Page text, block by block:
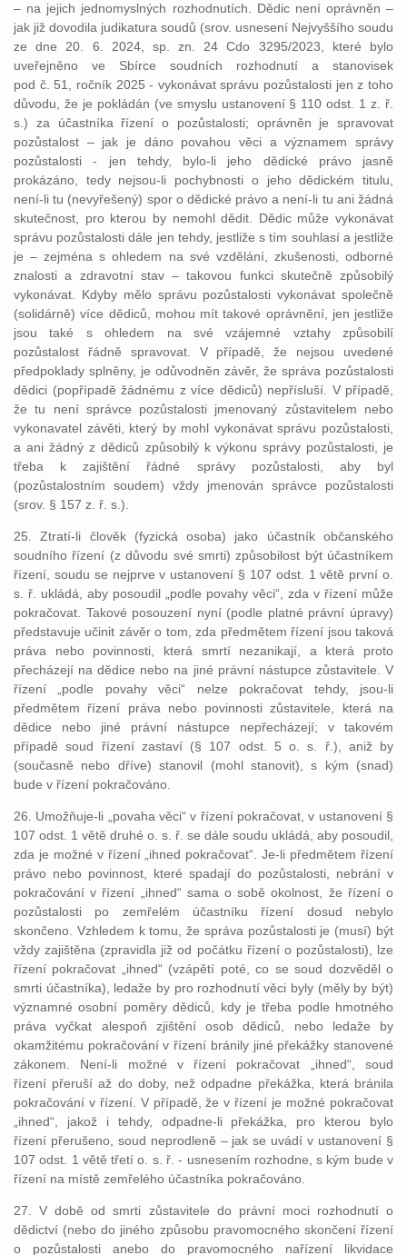
– na jejich jednomyslných rozhodnutích. Dědic není oprávněn –
jak již dovodila judikatura soudů (srov. usnesení Nejvyššího soudu
ze dne 20. 6. 2024, sp. zn. 24 Cdo 3295/2023, které bylo
uveřejněno ve Sbírce soudních rozhodnutí a stanovisek
pod č. 51, ročník 2025 - vykonávat správu pozůstalosti jen z toho
důvodu, že je pokládán (ve smyslu ustanovení § 110 odst. 1 z. ř.
s.) za účastníka řízení o pozůstalosti; oprávněn je spravovat
pozůstalost – jak je dáno povahou věci a významem správy
pozůstalosti - jen tehdy, bylo-li jeho dědické právo jasně
prokázáno, tedy nejsou-li pochybnosti o jeho dědickém titulu,
není-li tu (nevyřešený) spor o dědické právo a není-li tu ani žádná
skutečnost, pro kterou by nemohl dědit. Dědic může vykonávat
správu pozůstalosti dále jen tehdy, jestliže s tím souhlasí a jestliže
je – zejména s ohledem na své vzdělání, zkušenosti, odborné
znalosti a zdravotní stav – takovou funkci skutečně způsobilý
vykonávat. Kdyby mělo správu pozůstalosti vykonávat společně
(solidárně) více dědiců, mohou mít takové oprávnění, jen jestliže
jsou také s ohledem na své vzájemné vztahy způsobilí
pozůstalost řádně spravovat. V případě, že nejsou uvedené
předpoklady splněny, je odůvodněn závěr, že správa pozůstalosti
dědici (popřípadě žádnému z více dědiců) nepřísluší. V případě,
že tu není správce pozůstalosti jmenovaný zůstavitelem nebo
vykonavatel závěti, který by mohl vykonávat správu pozůstalosti,
a ani žádný z dědiců způsobilý k výkonu správy pozůstalosti, je
třeba k zajištění řádné správy pozůstalosti, aby byl
(pozůstalostním soudem) vždy jmenován správce pozůstalosti
(srov. § 157 z. ř. s.).
25. Ztratí-li člověk (fyzická osoba) jako účastník občanského
soudního řízení (z důvodu své smrti) způsobilost být účastníkem
řízení, soudu se nejprve v ustanovení § 107 odst. 1 větě první o.
s. ř. ukládá, aby posoudil „podle povahy věci“, zda v řízení může
pokračovat. Takové posouzení nyní (podle platné právní úpravy)
představuje učinit závěr o tom, zda předmětem řízení jsou taková
práva nebo povinnosti, která smrtí nezanikají, a která proto
přecházejí na dědice nebo na jiné právní nástupce zůstavitele. V
řízení „podle povahy věci“ nelze pokračovat tehdy, jsou-li
předmětem řízení práva nebo povinnosti zůstavitele, která na
dědice nebo jiné právní nástupce nepřecházejí; v takovém
případě soud řízení zastaví (§ 107 odst. 5 o. s. ř.), aniž by
(současně nebo dříve) stanovil (mohl stanovit), s kým (snad)
bude v řízení pokračováno.
26. Umožňuje-li „povaha věci“ v řízení pokračovat, v ustanovení §
107 odst. 1 větě druhé o. s. ř. se dále soudu ukládá, aby posoudil,
zda je možné v řízení „ihned pokračovat“. Je-li předmětem řízení
právo nebo povinnost, které spadají do pozůstalosti, nebrání v
pokračování v řízení „ihned“ sama o sobě okolnost, že řízení o
pozůstalosti po zemřelém účastníku řízení dosud nebylo
skončeno. Vzhledem k tomu, že správa pozůstalosti je (musí) být
vždy zajištěna (zpravidla již od počátku řízení o pozůstalosti), lze
řízení pokračovat „ihned“ (vzápětí poté, co se soud dozvěděl o
smrti účastníka), ledaže by pro rozhodnutí věci byly (měly by být)
významné osobní poměry dědiců, kdy je třeba podle hmotného
práva vyčkat alespoň zjištění osob dědiců, nebo ledaže by
okamžitému pokračování v řízení bránily jiné překážky stanovené
zákonem. Není-li možné v řízení pokračovat „ihned“, soud
řízení přeruší až do doby, než odpadne překážka, která bránila
pokračování v řízení. V případě, že v řízení je možné pokračovat
„ihned“, jakož i tehdy, odpadne-li překážka, pro kterou bylo
řízení přerušeno, soud neprodleně – jak se uvádí v ustanovení §
107 odst. 1 větě třetí o. s. ř. - usnesením rozhodne, s kým bude v
řízení na místě zemřelého účastníka pokračováno.
27. V době od smrti zůstavitele do právní moci rozhodnutí o
dědictví (nebo do jiného způsobu pravomocného skončení řízení
o pozůstalosti anebo do pravomocného nařízení likvidace